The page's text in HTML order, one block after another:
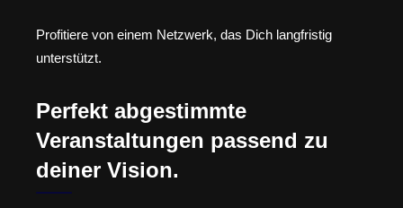
Profitiere von einem Netzwerk, das Dich langfristig
unterstützt.
Perfekt abgestimmte
Veranstaltungen passend zu
deiner Vision.